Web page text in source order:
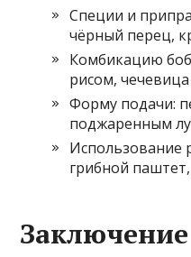
Специи и
чёрный перец,
Комбикацию
рисом,
Форму подачи:
поджаренным
Использование
грибной
Заключение